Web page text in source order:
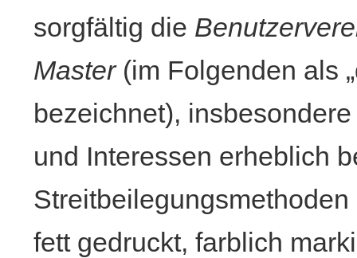
sorgfältig die
Master(im Folgenden als
bezeichnet),
und Interessen erheblich
fett gedruckt, farblich